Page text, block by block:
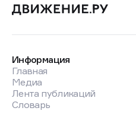
Информация
Главная
Медиа
Лента публикаций
Словарь